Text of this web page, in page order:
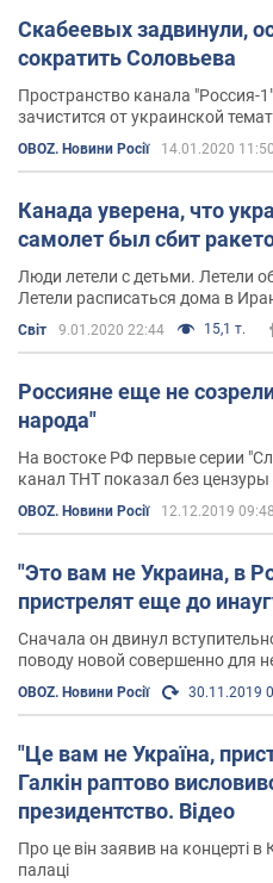
Скабеевых задвинули,
сократить Соловьева
Пространство канала "Россия-
зачистится от украинской
OBOZ. Новини Росії 14.01.2020 11:50
Канада уверена, что
самолет был сбит
Люди летели с детьми. Летели
Летели расписаться дома в
возвращались отметить
Світ 9.01.2020 22:44 15,1 т.
Россияне еще не
народа"
На востоке РФ первые серии
канал ТНТ показал без цензуры
OBOZ. Новини Росії 12.12.2019 09:48
"Это вам не Украина, в
пристрелят еще до
Сначала он двинул
поводу новой совершенно для
неожиданной волны
OBOZ. Новини Росії 30.11.2019
"Це вам не Україна,
Галкін раптово
президентство. Відео
Про це він заявив на концерті в
палаці